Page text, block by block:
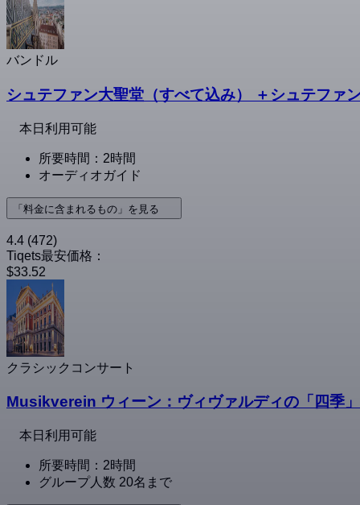
バンドル
シュテファン大聖堂（すべて込み） ＋シュテファ
本日利用可能
所要時間：2時間
オーディオガイド
「料金に含まれるもの」を見る
4.4 (472)
Tiqets最安価格：
$33.52
クラシックコンサート
Musikverein ウィーン：ヴィヴァルディの「四季
本日利用可能
所要時間：2時間
グループ人数 20名まで